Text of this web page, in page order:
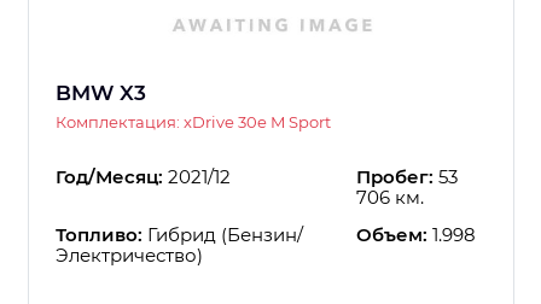
BMW X3
Комплектация: xDrive 30e M Sport
Год/Месяц: 2021/12 Пробег: 53
706 км.
Топливо: Гибрид (Бензин/
Электричество)
Объем: 1.998